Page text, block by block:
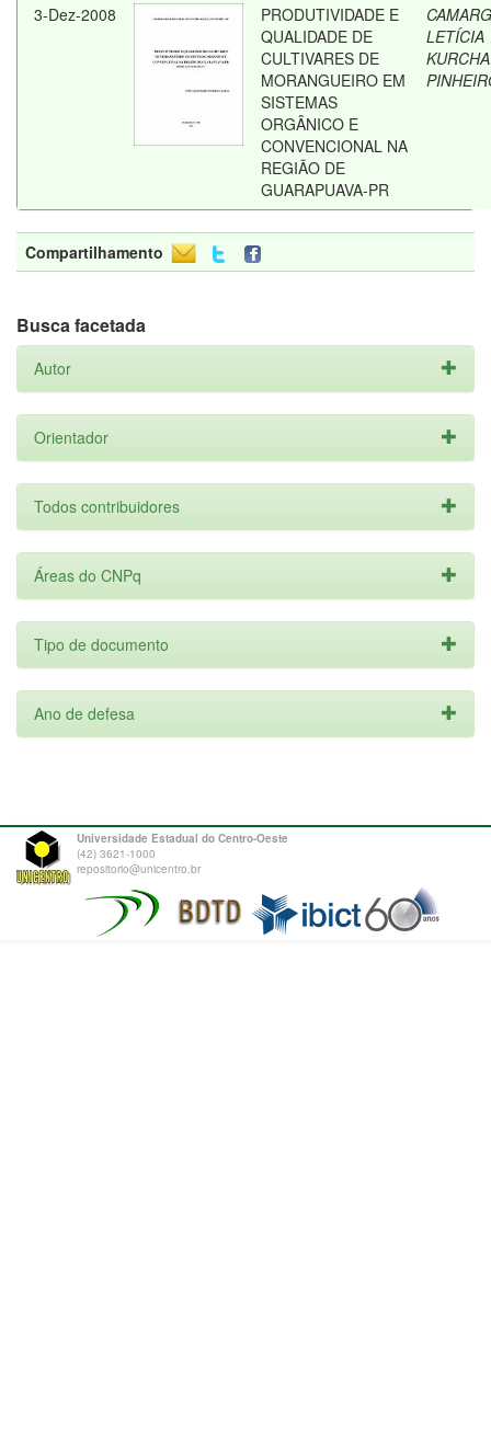
3-Dez-2008
PRODUTIVIDADE E
QUALIDADE DE
CULTIVARES DE
MORANGUEIRO EM
SISTEMAS
ORGÂNICO E
CONVENCIONAL NA
REGIÃO DE
GUARAPUAVA-PR
LETÍCIA
Compartilhamento
Busca facetada
Autor
Orientador
Todos contribuidores
Áreas do CNPq
Tipo de documento
Ano de defesa
Universidade Estadual do Centro-Oeste
(42) 3621-1000
repositorio@unicentro.br